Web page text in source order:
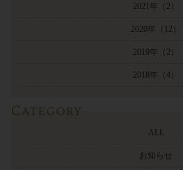
2021年 （2）
2020年 （12）
2019年 （2）
2018年 （4）
Category
ALL
お知らせ